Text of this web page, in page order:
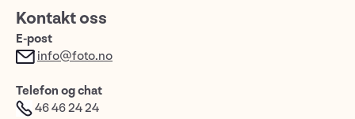
Kontakt oss
E-post
info@foto.no
Telefon og chat
46 46 24 24